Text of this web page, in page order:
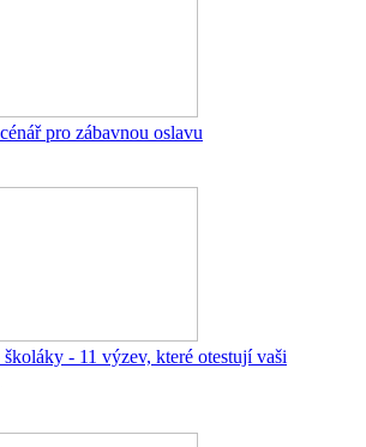
pro zábavnou oslavu
- 11 výzev, které otestují vaši